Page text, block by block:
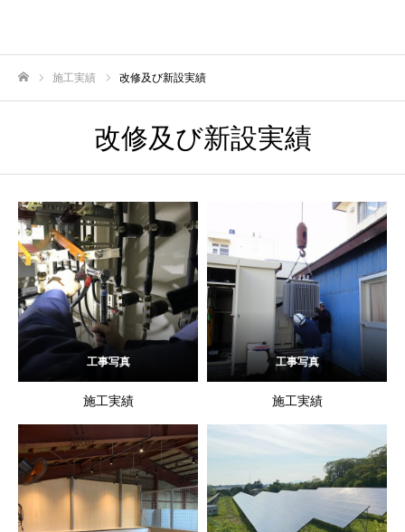
施工実績 改修及び新設実績
改修及び新設実績
工事写真
施工実績
工事写真
施工実績